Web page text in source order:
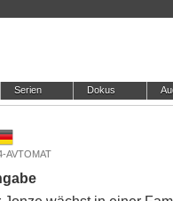
Serien Dokus
AVTOMAT